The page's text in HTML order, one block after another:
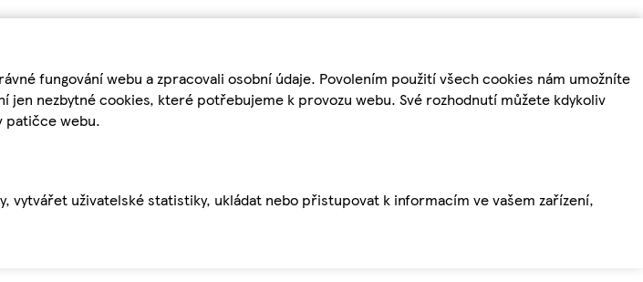
fungování webu a zpracovali osobní údaje. Povolením použití všech cookies nám umožníte
nezbytné cookies, které potřebujeme k provozu webu. Své rozhodnutí můžete kdykoliv
patičce webu.
uživatelské statistiky, ukládat nebo přistupovat k informacím ve vašem zařízení,